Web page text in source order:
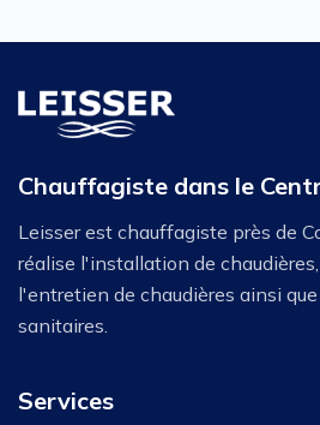
Chauffagiste dans le
Leisser est chauffagiste près de
réalise l'installation de
l'entretien de chaudières ainsi
sanitaires.
Services